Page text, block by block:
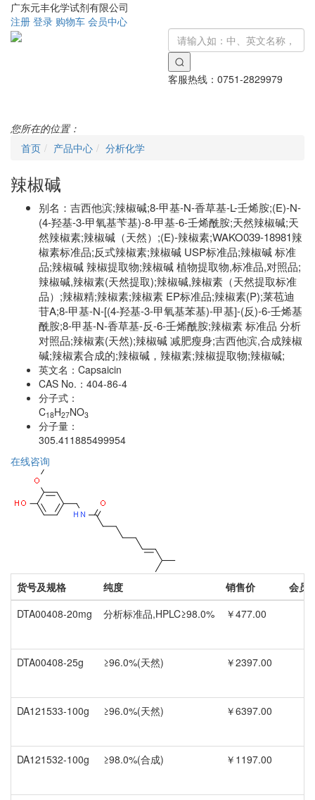
广东元丰化学试剂有限公司
注册 登录 购物车 会员中心
客服热线： 0751-2829979
您所在的位置：
首页
产品中心 分析化学
辣椒碱
别名： 吉西他滨;辣椒碱;8-甲基-N-香草基-L-壬烯胺;(E)-N-
(4-羟基-3-甲氧基苄基)-8-甲基-6-壬烯酰胺;天然辣椒碱;天
然辣椒素;辣椒碱（天然）;(E)-辣椒素;WAKO039-18981辣
椒素标准品;反式辣椒素;辣椒碱 USP标准品;辣椒碱 标准
品;辣椒碱 辣椒提取物;辣椒碱 植物提取物,标准品,对照品;
辣椒碱,辣椒素(天然提取);辣椒碱,辣椒素（天然提取标准
品）;辣椒精;辣椒素;辣椒素 EP标准品;辣椒素(P);莱苞迪
苷A;8-甲基-N-[(4-羟基-3-甲氧基苯基)-甲基]-(反)-6-壬烯基
酰胺;8-甲基-N-香草基-反-6-壬烯酰胺;辣椒素 标准品 分析
对照品;辣椒素(天然);辣椒碱 减肥瘦身;吉西他滨,合成辣椒
碱;辣椒素合成的;辣椒碱，辣椒素;辣椒提取物;辣椒碱;
英文名： Capsaicin
CAS No.： 404-86-4
分子式：
C18H27NO3
分子量：
305.411885499954
在线咨询
货号及规格 纯度 销售价
会员
DTA00408-20mg
分析标准品,HPLC≥98.0% ￥477.00
DTA00408-25g ≥96.0%(天然) ￥2397.00
DA121533-100g ≥96.0%(天然) ￥6397.00
DA121532-100g ≥98.0%(合成) ￥1197.00